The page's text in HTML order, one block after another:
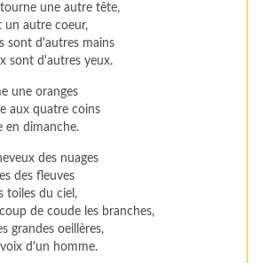
tourne une autre tête,
un autre coeur,
sont d'autres mains
sont d'autres yeux.
une oranges
aux quatre coins
en dimanche.
des nuages
des fleuves
toiles du ciel,
de coude les branches,
grandes oeillères,
d'un homme.